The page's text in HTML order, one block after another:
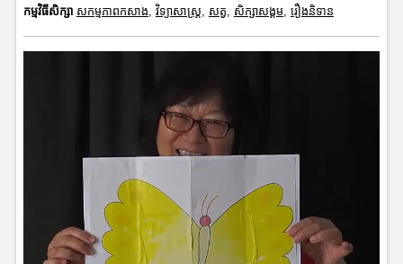
កម្មវិធីសិក្សា សកម្មភាពកសាង វិទ្យាសាស្រ្ត សត្វ សិក្សាសង្គម, រឿងនិទាន